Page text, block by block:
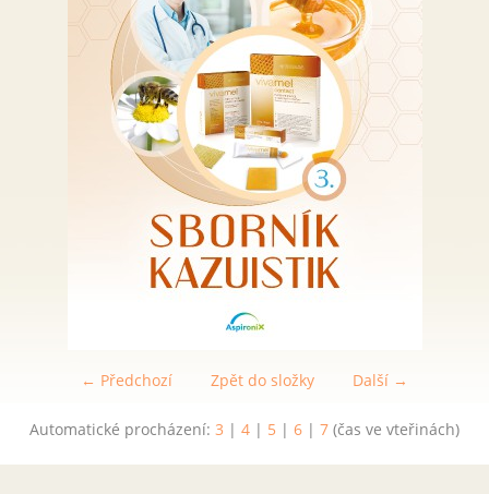
← Předchozí Další →
Zpět do složky
Automatické procházení: 3 | 4 | 5 | 6 | 7 (čas ve vteřinách)